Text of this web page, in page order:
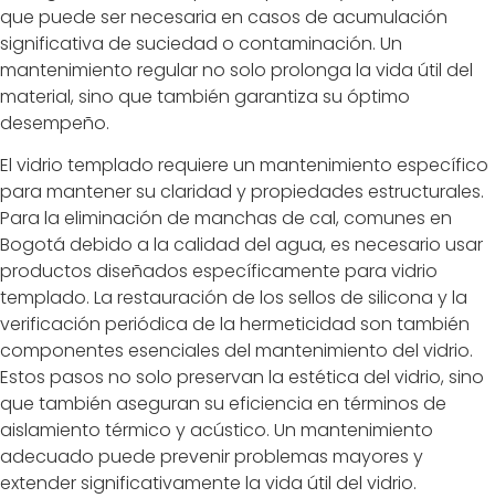
que puede ser necesaria en casos de acumulación
significativa de suciedad o contaminación. Un
mantenimiento regular no solo prolonga la vida útil del
material, sino que también garantiza su óptimo
desempeño.
El vidrio templado requiere un mantenimiento específico
para mantener su claridad y propiedades estructurales.
Para la eliminación de manchas de cal, comunes en
Bogotá debido a la calidad del agua, es necesario usar
productos diseñados específicamente para vidrio
templado. La restauración de los sellos de silicona y la
verificación periódica de la hermeticidad son también
componentes esenciales del mantenimiento del vidrio.
Estos pasos no solo preservan la estética del vidrio, sino
que también aseguran su eficiencia en términos de
aislamiento térmico y acústico. Un mantenimiento
adecuado puede prevenir problemas mayores y
extender significativamente la vida útil del vidrio.